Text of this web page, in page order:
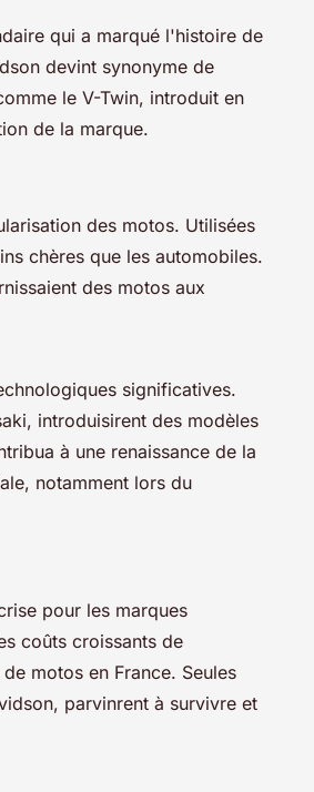
qui a marqué l'histoire de
devint synonyme de
le V-Twin, introduit en
de la marque.
des motos. Utilisées
chères que les automobiles.
des motos aux
significatives.
introduisirent des modèles
à une renaissance de la
notamment lors du
pour les marques
coûts croissants de
motos en France. Seules
parvinrent à survivre et